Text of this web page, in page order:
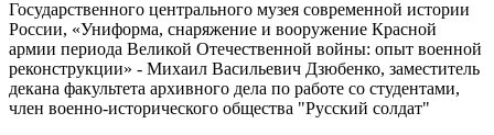
Государственного центрального музея современной истории
России, «Униформа, снаряжение и вооружение Красной
армии периода Великой Отечественной войны: опыт военной
реконструкции» - Михаил Васильевич Дзюбенко, заместитель
декана факультета архивного дела по работе со студентами,
член военно-исторического общества "Русский солдат"